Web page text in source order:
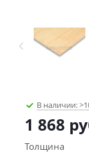
В наличии:
1 868
Толщина